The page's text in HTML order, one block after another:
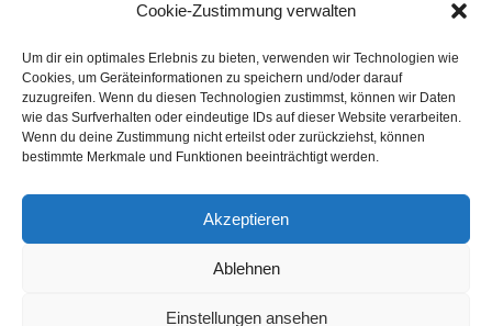
Cookie-Zustimmung verwalten
Um dir ein optimales Erlebnis zu bieten, verwenden wir Technologien wie
Cookies, um Geräteinformationen zu speichern und/oder darauf
zuzugreifen. Wenn du diesen Technologien zustimmst, können wir Daten
wie das Surfverhalten oder eindeutige IDs auf dieser Website verarbeiten.
Wenn du deine Zustimmung nicht erteilst oder zurückziehst, können
bestimmte Merkmale und Funktionen beeinträchtigt werden.
Akzeptieren
Ablehnen
Einstellungen ansehen
Eintrags-Feed
Kommentar-Feed
WordPress.org
Schwitzkasten Speyer - Theme by Grace Themes